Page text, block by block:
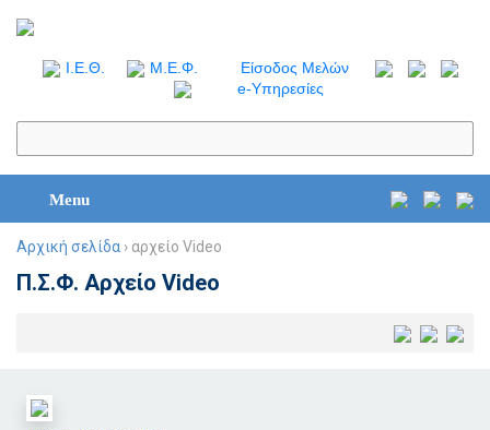
I.Ε.Θ. Μ.Ε.Φ.
Είσοδος Μελών
e-Υπηρεσίες
Menu
Αρχική σελίδα › αρχείο Video
Π.Σ.Φ. Αρχείο Video